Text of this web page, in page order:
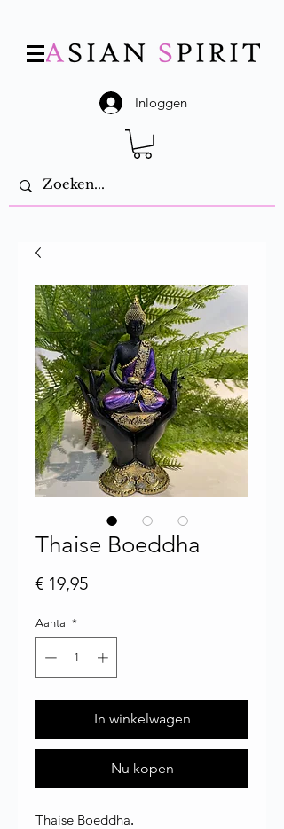
Inloggen
Thaise Boeddha
€ 19,95Prijs
Aantal *
In winkelwagen
Nu kopen
Thaise Boeddha.